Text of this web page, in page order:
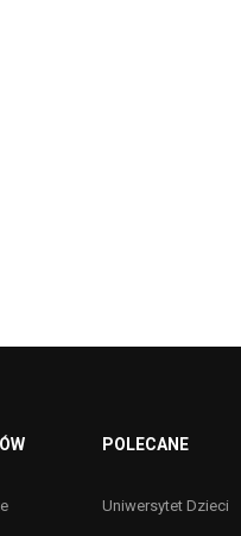
POLECANE
Uniwersytet Dzieci